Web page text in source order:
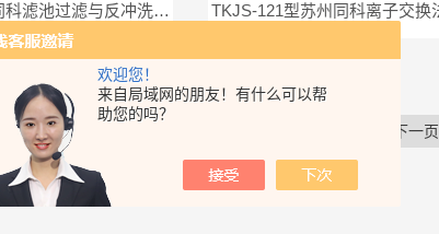
欢迎您！
来自局域网的朋友！有什么可以帮
助您的吗？
TKJS-122型苏州同科滤池过滤与反冲洗实验
共 1626 条记录，当前 80 / 136 页 下一页